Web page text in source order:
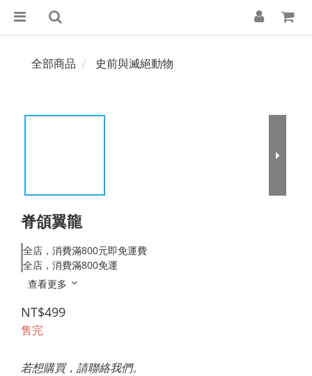
全部商品 史前與滅絕動物
脊頜翼龍
全店，消費滿800元即免運費
全店，消費滿800免運
查看更多
NT$499
售完
若想購買，請聯絡我們。